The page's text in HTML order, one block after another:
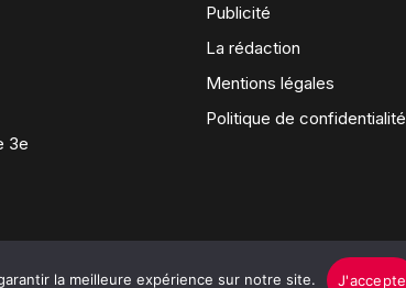
3e
Publicité
La rédaction
Mentions légales
Politique de confidentialité
la meilleure expérience sur notre site. J'accepte